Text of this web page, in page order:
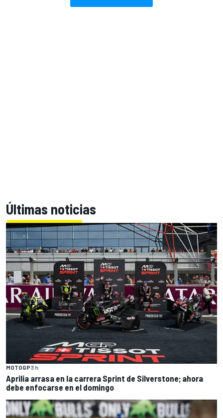
Últimas noticias
MOTOGP3 h
Aprilia arrasa en la carrera Sprint de Silverstone; ahora
debe enfocarse en el domingo